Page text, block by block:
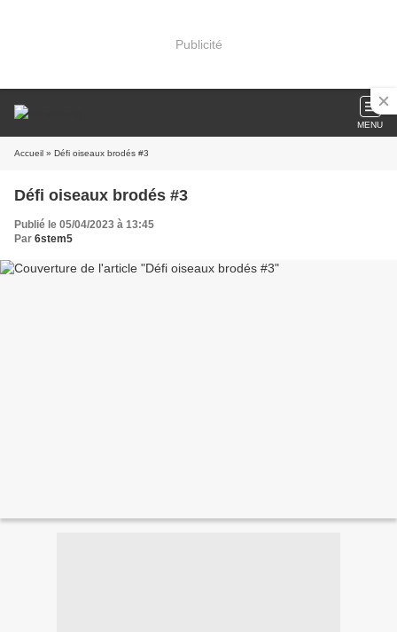
Publicité
MENU
Accueil » Défi oiseaux brodés #3
Défi oiseaux brodés #3
Publié le 05/04/2023 à 13:45
Par 6stem5